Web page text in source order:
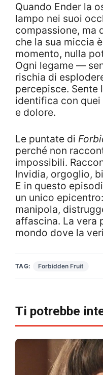
Quando Ender la
lampo nei suoi
compassione, ma
che la sua miccia
momento, nulla
Ogni legame —
rischia di
percepisce. Sente
identifica con
e dolore.
Le puntate di
perché non
impossibili.
Invidia, orgoglio,
E in questo
un unico
manipola,
affascina. La vera
mondo dove la
TAG: Forbidden Fruit
Ti potrebbe